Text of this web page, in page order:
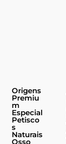
Origens
Premiu
m
Especial
Petisco
s
Naturais
Osso